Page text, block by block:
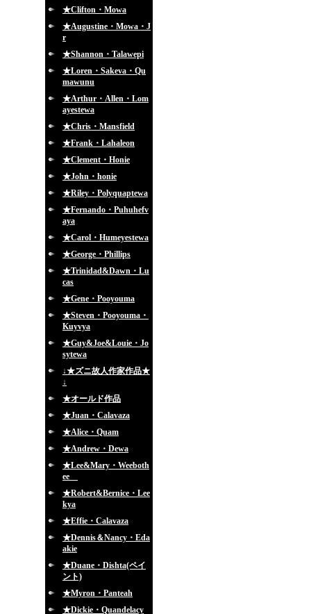
★Clifton・Mowa
★Augustine・Mowa・J
r
★Shannon・Talawepi
★Loren・Sakeva・Qu
mawunu
★Arthur・Allen・Lom
ayestewa
★Chris・Mansfield
★Frank・Lahaleon
★Clement・Honie
★John・honie
★Riley・Polyquaptewa
★Fernando・Puhuhefv
aya
★Carol・Humeyestewa
★George・Phillips
★Trinidad&Dawn・Lu
cas
★Gene・Pooyouma
★Steven・Pooyouma・
Kuyvya
★Guy&Joe&Louie・Jo
sytewa
↓★ズニ故人作家作品★
↓
★オールド作品
★Juan・Calavaza
★Alice・Quam
★Andrew・Dewa
★Lee&Mary・Weeboth
ee
★Robert&Bernice・Lee
kya
★Effie・Calavaza
★Dennis＆Nancy・Eda
akie
★Duane・Dishta(ペイ
ント)
★Myron・Panteah
★Dickie・Quandelacy